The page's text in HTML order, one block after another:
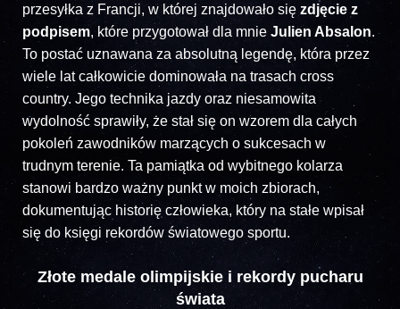
przesyłka z Francji, w której znajdowało się zdjęcie z
podpisem, które przygotował dla mnieJulien Absalon.
To postać uznawana za absolutną legendę, która przez
wiele lat całkowicie dominowała na trasach cross
country. Jego technika jazdy oraz niesamowita
wydolność sprawiły, że stał się on wzorem dla całych
pokoleń zawodników marzących o sukcesach w
trudnym terenie. Ta pamiątka od wybitnego kolarza
stanowi bardzo ważny punkt w moich zbiorach,
dokumentując historię człowieka, który na stałe wpisał
się do księgi rekordów światowego sportu.
Złote medale olimpijskie i rekordy pucharu
świata